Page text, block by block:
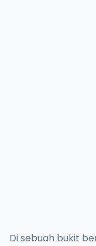
Di sebuah bukit